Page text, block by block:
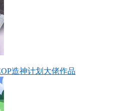
造神计划大佬作品